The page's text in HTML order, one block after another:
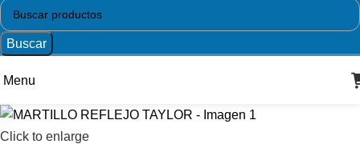
Buscar
Menu
Click to enlarge